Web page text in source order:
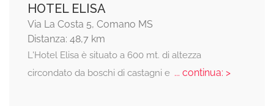
HOTEL ELISA
Via La Costa 5, Comano MS
Distanza: 48,7 km
L'Hotel Elisa è situato a 600 mt. di altezza
circondato da boschi di castagni e... continua: >